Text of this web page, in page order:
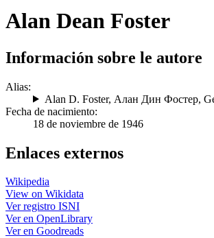
Alan Dean Foster
Información sobre le autore
Alias:
Alan D. Foster, Алан Дин Фостер,
Fecha de nacimiento:
18 de noviembre de 1946
Enlaces externos
Wikipedia
View on Wikidata
Ver registro ISNI
Ver en OpenLibrary
Ver en Goodreads